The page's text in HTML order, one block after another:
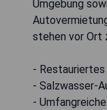
Umgebung
stehen vor Ort
-
- Salzwasser-
-